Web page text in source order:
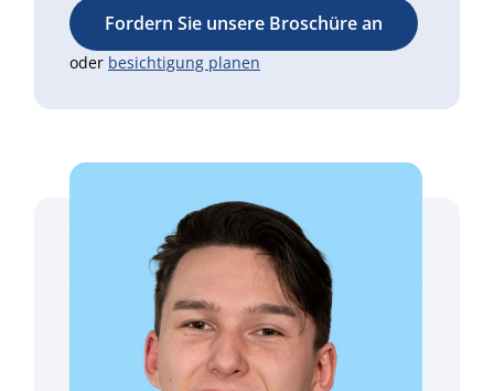
Fordern Sie unsere Broschüre an
oder besichtigung planen